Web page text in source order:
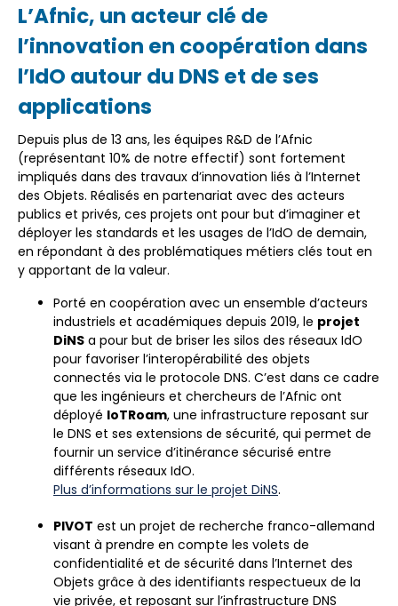
L’Afnic, un acteur clé de
l’innovation en coopération dans
l’IdO autour du DNS et de ses
applications
Depuis plus de 13 ans, les équipes R&D de l’Afnic
(représentant 10% de notre effectif) sont fortement
impliqués dans des travaux d’innovation liés à l’Internet
des Objets. Réalisés en partenariat avec des acteurs
publics et privés, ces projets ont pour but d’imaginer et
déployer les standards et les usages de l’IdO de demain,
en répondant à des problématiques métiers clés tout en
y apportant de la valeur.
Porté en coopération avec un ensemble d’acteurs
industriels et académiques depuis 2019, le projet
DiNS a pour but de briser les silos des réseaux IdO
pour favoriser l’interopérabilité des objets
connectés via le protocole DNS. C’est dans ce cadre
que les ingénieurs et chercheurs de l’Afnic ont
déployé IoTRoam, une infrastructure reposant sur
le DNS et ses extensions de sécurité, qui permet de
fournir un service d’itinérance sécurisé entre
différents réseaux IdO.
Plus d’informations sur le projet DiNS.
PIVOT est un projet de recherche franco-allemand
visant à prendre en compte les volets de
confidentialité et de sécurité dans l’Internet des
Objets grâce à des identifiants respectueux de la
vie privée, et reposant sur l’infrastructure DNS